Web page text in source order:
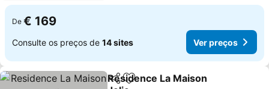
De € 169
Consulte os preços de 14 sites Ver preços
PartilharAdicionar aos favoritos
Residence La Maison